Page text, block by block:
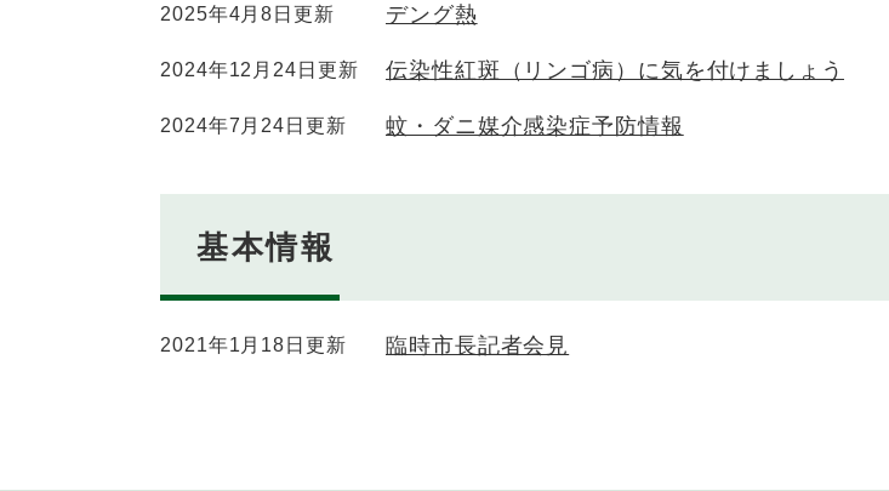
2025年4月8日更新 デング熱
2024年12月24日更新 伝染性紅斑（リンゴ病）に気を付けましょう
2024年7月24日更新 蚊・ダニ媒介感染症予防情報
基本情報
2021年1月18日更新 臨時市長記者会見